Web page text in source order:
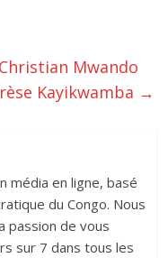
Mwando
Kayikwamba →
média en ligne, basé
du Congo. Nous
passion de vous
sur 7 dans tous les